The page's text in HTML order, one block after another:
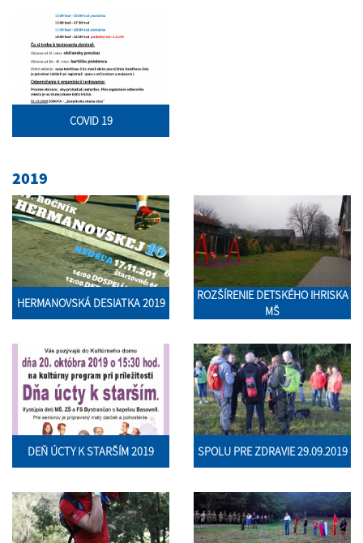
COVID 19
2019
HERMANOVSKÁ DESIATKA 2019
ROZŠÍRENIE DETSKÉHO IHRISKA
MŠ
DEŇ ÚCTY K STARŠÍM 2019 SPOLU PRE ZDRAVIE 29.09.2019